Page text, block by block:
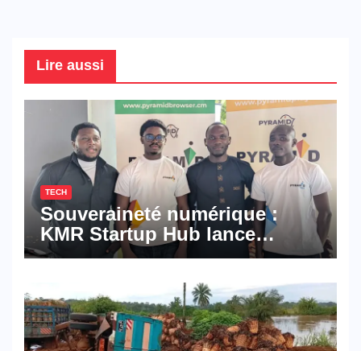
Lire aussi
TECH
Souveraineté numérique :
KMR Startup Hub lance
Pyramid Browser et Pyramid
numériques made in
Cameroon